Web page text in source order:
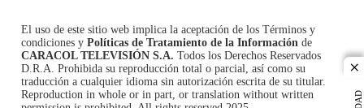
El uso de este sitio web implica la aceptación de los Términos y
condiciones y Políticas de Tratamiento de la Información de
CARACOL TELEVISIÓN S.A. Todos los Derechos Reservados
D.R.A. Prohibida su reproducción total o parcial, así como su
traducción a cualquier idioma sin autorización escrita de su titular.
Reproduction in whole or in part, or translation without written